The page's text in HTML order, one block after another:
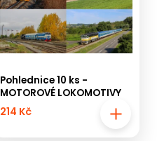
Pohlednice 10 ks -
MOTOROVÉ LOKOMOTIVY
214 Kč